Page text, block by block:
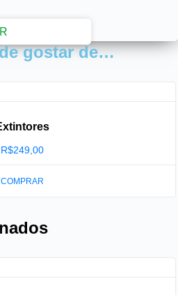
gostar de…
R$249,00
COMPRAR